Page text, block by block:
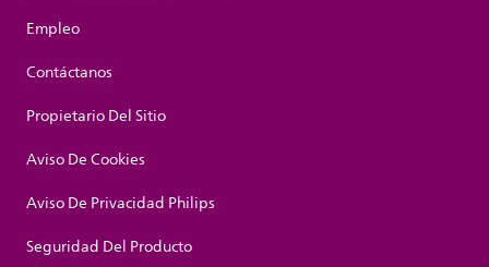
Empleo
Contáctanos
Propietario Del Sitio
Aviso De Cookies
Aviso De Privacidad Philips
Seguridad Del Producto